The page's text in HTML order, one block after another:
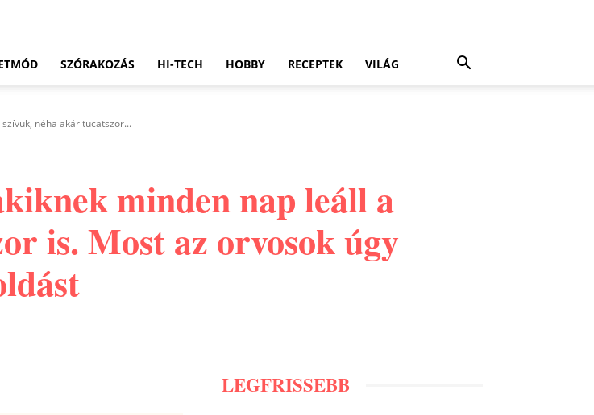
SZÓRAKOZÁS HI-TECH HOBBY RECEPTEK VILÁG
néha akár tucatszor...
minden nap leáll a
is. Most az orvosok úgy
LEGFRISSEBB